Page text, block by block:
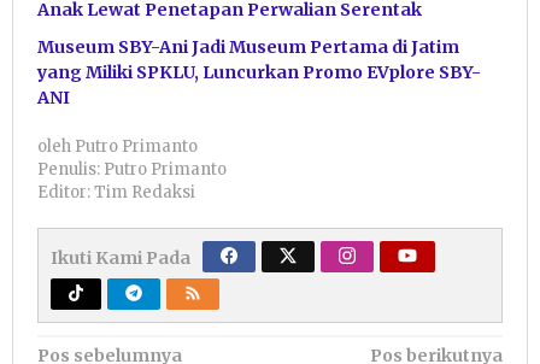
Anak Lewat Penetapan Perwalian Serentak
Museum SBY-Ani Jadi Museum Pertama di Jatim
yang Miliki SPKLU, Luncurkan Promo EVplore SBY-
ANI
oleh Putro Primanto
Penulis: Putro Primanto
Editor: Tim Redaksi
Ikuti Kami Pada
Pos sebelumnya
Pos berikutnya